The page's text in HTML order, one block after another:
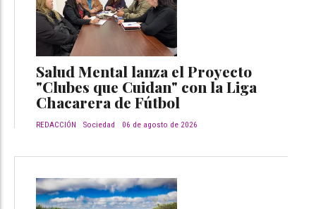
Salud Mental lanza el Proyecto
"Clubes que Cuidan" con la Liga
Chacarera de Fútbol
REDACCIÓN Sociedad 06 de agosto de 2026